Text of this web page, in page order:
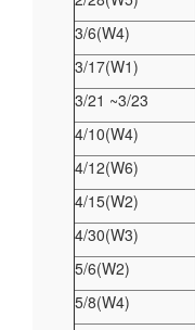
3/6(W4)
3/17(W1)
3/21 ~3/23
4/10(W4)
4/12(W6)
4/15(W2)
4/30(W3)
5/6(W2)
5/8(W4)